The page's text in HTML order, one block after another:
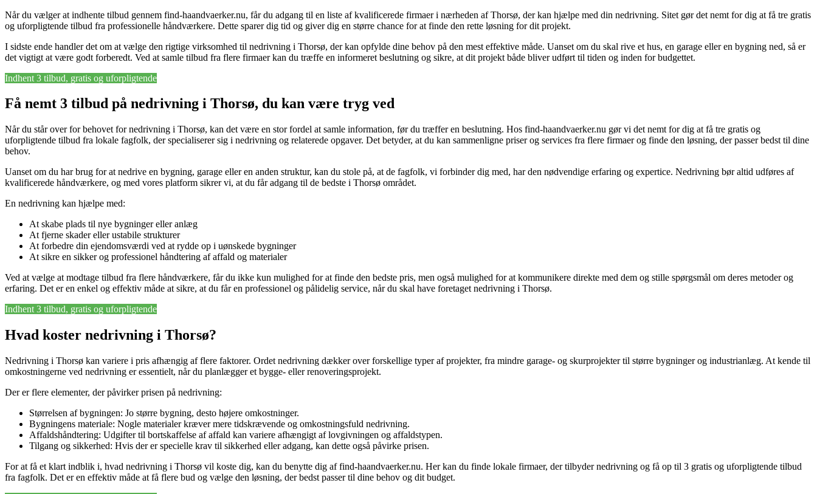
Når du vælger at indhente tilbud gennem find-haandvaerker.nu, får du adgang til en liste af kvalificerede firmaer i nærheden af Thorsø, der kan hjælpe med din nedrivning. Sitet gør det nemt for dig at få tre gratis
og uforpligtende tilbud fra professionelle håndværkere. Dette sparer dig tid og giver dig en større chance for at finde den rette løsning for dit projekt.
I sidste ende handler det om at vælge den rigtige virksomhed til nedrivning i Thorsø, der kan opfylde dine behov på den mest effektive måde. Uanset om du skal rive et hus, en garage eller en bygning ned, så er
det vigtigt at være godt forberedt. Ved at samle tilbud fra flere firmaer kan du træffe en informeret beslutning og sikre, at dit projekt både bliver udført til tiden og inden for budgettet.
Indhent 3 tilbud, gratis og uforpligtende
Få nemt 3 tilbud på nedrivning i Thorsø, du kan være tryg ved
Når du står over for behovet for nedrivning i Thorsø, kan det være en stor fordel at samle information, før du træffer en beslutning. Hos find-haandvaerker.nu gør vi det nemt for dig at få tre gratis og
uforpligtende tilbud fra lokale fagfolk, der specialiserer sig i nedrivning og relaterede opgaver. Det betyder, at du kan sammenligne priser og services fra flere firmaer og finde den løsning, der passer bedst til dine
behov.
Uanset om du har brug for at nedrive en bygning, garage eller en anden struktur, kan du stole på, at de fagfolk, vi forbinder dig med, har den nødvendige erfaring og expertice. Nedrivning bør altid udføres af
kvalificerede håndværkere, og med vores platform sikrer vi, at du får adgang til de bedste i Thorsø området.
En nedrivning kan hjælpe med:
At skabe plads til nye bygninger eller anlæg
At fjerne skader eller ustabile strukturer
At forbedre din ejendomsværdi ved at rydde op i uønskede bygninger
At sikre en sikker og professionel håndtering af affald og materialer
Ved at vælge at modtage tilbud fra flere håndværkere, får du ikke kun mulighed for at finde den bedste pris, men også mulighed for at kommunikere direkte med dem og stille spørgsmål om deres metoder og
erfaring. Det er en enkel og effektiv måde at sikre, at du får en professionel og pålidelig service, når du skal have foretaget nedrivning i Thorsø.
Indhent 3 tilbud, gratis og uforpligtende
Hvad koster nedrivning i Thorsø?
Nedrivning i Thorsø kan variere i pris afhængig af flere faktorer. Ordet nedrivning dækker over forskellige typer af projekter, fra mindre garage- og skurprojekter til større bygninger og industrianlæg. At kende til
omkostningerne ved nedrivning er essentielt, når du planlægger et bygge- eller renoveringsprojekt.
Der er flere elementer, der påvirker prisen på nedrivning:
Størrelsen af bygningen: Jo større bygning, desto højere omkostninger.
Bygningens materiale: Nogle materialer kræver mere tidskrævende og omkostningsfuld nedrivning.
Affaldshåndtering: Udgifter til bortskaffelse af affald kan variere afhængigt af lovgivningen og affaldstypen.
Tilgang og sikkerhed: Hvis der er specielle krav til sikkerhed eller adgang, kan dette også påvirke prisen.
For at få et klart indblik i, hvad nedrivning i Thorsø vil koste dig, kan du benytte dig af find-haandvaerker.nu. Her kan du finde lokale firmaer, der tilbyder nedrivning og få op til 3 gratis og uforpligtende tilbud
fra fagfolk. Det er en effektiv måde at få flere bud og vælge den løsning, der bedst passer til dine behov og dit budget.